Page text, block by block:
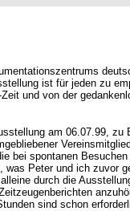
ist für jeden zu
und von der
am 06.07.99,
bei spontanen
was Peter und ich zuvor
durch die
sind schon